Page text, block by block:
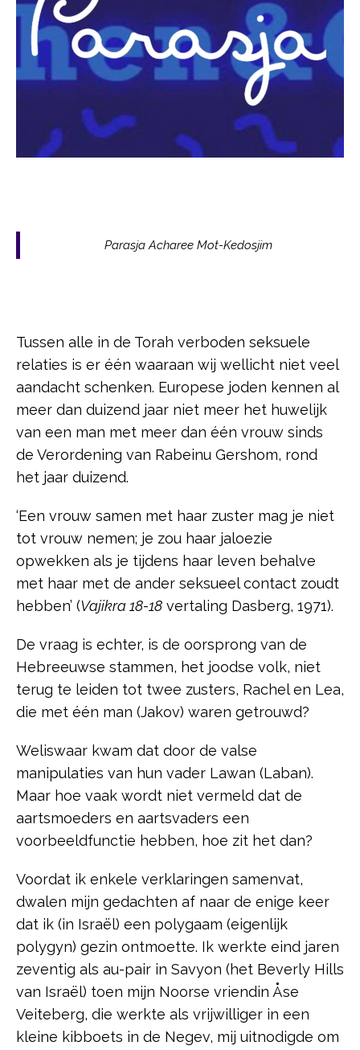
Parasja Acharee Mot-Kedosjim
Tussen alle in de Torah verboden seksuele
relaties is er één waaraan wij wellicht niet veel
aandacht schenken. Europese joden kennen al
meer dan duizend jaar niet meer het huwelijk
van een man met meer dan één vrouw sinds
de Verordening van Rabeinu Gershom, rond
het jaar duizend.
‘Een vrouw samen met haar zuster mag je niet
tot vrouw nemen; je zou haar jaloezie
opwekken als je tijdens haar leven behalve
met haar met de ander seksueel contact zoudt
hebben’ (Vajikra 18-18 vertaling Dasberg, 1971).
De vraag is echter, is de oorsprong van de
Hebreeuwse stammen, het joodse volk, niet
terug te leiden tot twee zusters, Rachel en Lea,
die met één man (Jakov) waren getrouwd?
Weliswaar kwam dat door de valse
manipulaties van hun vader Lawan (Laban).
Maar hoe vaak wordt niet vermeld dat de
aartsmoeders en aartsvaders een
voorbeeldfunctie hebben, hoe zit het dan?
Voordat ik enkele verklaringen samenvat,
dwalen mijn gedachten af naar de enige keer
dat ik (in Israël) een polygaam (eigenlijk
polygyn) gezin ontmoette. Ik werkte eind jaren
zeventig als au-pair in Savyon (het Beverly Hills
van Israël) toen mijn Noorse vriendin Åse
Veiteberg, die werkte als vrijwilliger in een
kleine kibboets in de Negev, mij uitnodigde om